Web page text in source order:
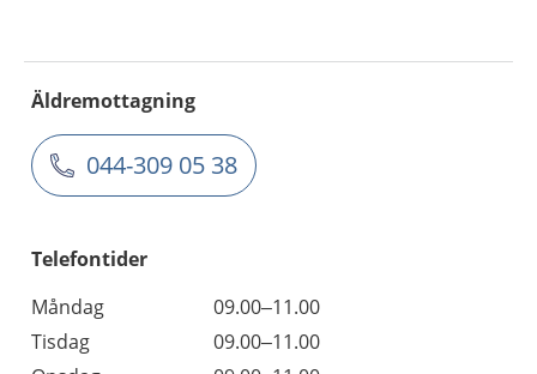
Äldremottagning
044-309 05 38
Telefontider
Måndag
09.00–11.00
Tisdag
09.00–11.00